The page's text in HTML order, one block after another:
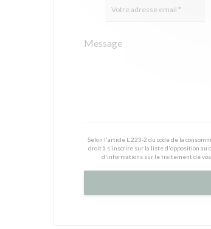
Selon l'article L.223-2 du code de la
droit à s'inscrire sur la liste d'opposition au
d'informations sur le traitement de